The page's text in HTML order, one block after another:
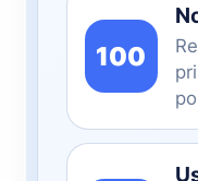
100